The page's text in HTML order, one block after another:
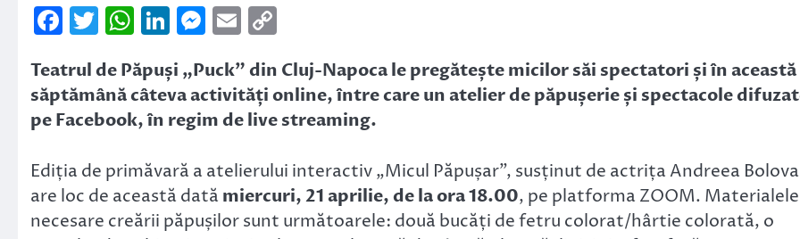
Facebook
Twitter
WhatsApp
LinkedIn
Messenger
Email
Teatrul de Păpuși „Puck” din Cluj-Napoca le pregătește micilor săi spectatori și în această
săptămână câteva activități online, între care un atelier de păpușerie și spectacole
pe Facebook, în regim de live streaming.
Ediția de primăvară a atelierului interactiv „Micul Păpușar”, susținut de actrița Andreea
are loc de această dată miercuri, 21 aprilie, de la ora 18.00, pe platforma ZOOM. Materialele
necesare creării păpușilor sunt următoarele: două bucăți de fetru colorat/hârtie colorată, o